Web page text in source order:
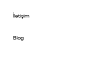
İletişim
Blog